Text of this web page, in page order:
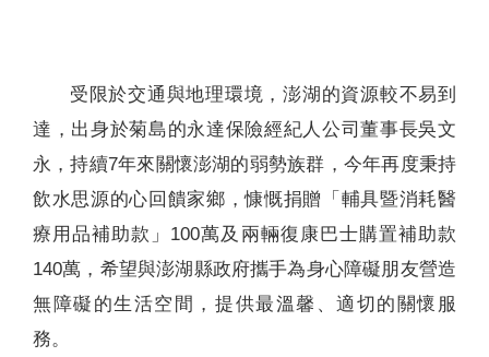
受限於交通與地理環境，澎湖的資源較不易到
達，出身於菊島的永達保險經紀人公司董事長吳文
永，持續7年來關懷澎湖的弱勢族群，今年再度秉持
飲水思源的心回饋家鄉，慷慨捐贈「輔具暨消耗醫
療用品補助款」100萬及兩輛復康巴士購置補助款
140萬，希望與澎湖縣政府攜手為身心障礙朋友營造
無障礙的生活空間，提供最溫馨、適切的關懷服
務。